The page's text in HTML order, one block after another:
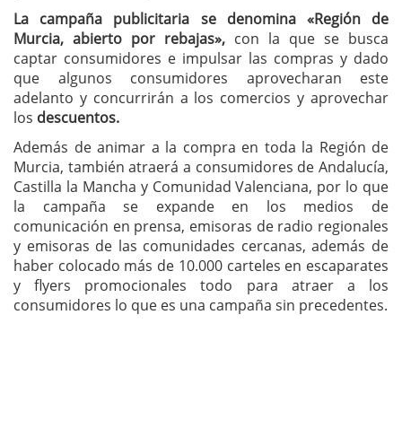
La campaña publicitaria se denomina «Región de
Murcia, abierto por rebajas», con la que se busca
captar consumidores e impulsar las compras y dado
que algunos consumidores aprovecharan este
adelanto y concurrirán a los comercios y aprovechar
los descuentos.
Además de animar a la compra en toda la Región de
Murcia, también atraerá a consumidores de Andalucía,
Castilla la Mancha y Comunidad Valenciana, por lo que
la campaña se expande en los medios de
comunicación en prensa, emisoras de radio regionales
y emisoras de las comunidades cercanas, además de
haber colocado más de 10.000 carteles en escaparates
y flyers promocionales todo para atraer a los
consumidores lo que es una campaña sin precedentes.